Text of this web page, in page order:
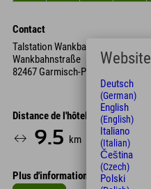
Contact
Talstation Wankbahn
Wankbahnstraße
82467 Garmisch-Partenkirchen
Distance de l'hôtel
9.5 km 25
Plus d'informations
Website
Deutsch
(German)
English
(English)
Italiano
(Italian)
Čeština
(Czech)
Polski